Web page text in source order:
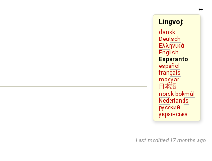
Lingvoj:
dansk
Deutsch
Ελληνικά
English
Esperanto
español
français
magyar
日本語
norsk bokmål
Nederlands
русский
українська
Last modified 17 months ago